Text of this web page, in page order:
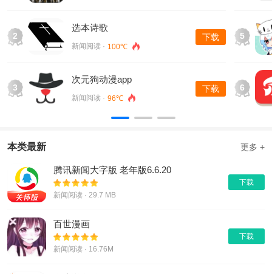
2
选本诗歌
新闻阅读 · 100℃
下载
3
次元狗动漫app
新闻阅读 · 96℃
下载
5
6
本类最新 更多 +
腾讯新闻大字版 老年版6.6.20
新闻阅读 · 29.7 MB
下载
百世漫画
新闻阅读 · 16.76M
下载